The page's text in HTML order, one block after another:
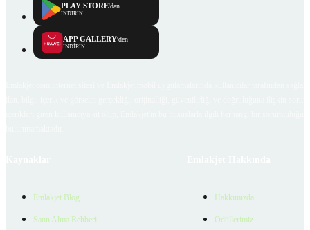
PLAY STORE'dan
İNDİRİN
APP GALLERY'den
İNDİRİN
Emlakjet Blog
Satın Alma Rehberi
Hakkımızda
Ödüllerimiz